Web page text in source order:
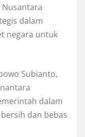
Nusantara
dalam
negara untuk
Subianto,
dalam
dan bebas